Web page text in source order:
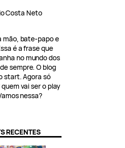
Costa Neto
mão, bate-papo e
é a frase que
no mundo dos
sempre. O blog
start. Agora só
vai ser o play
nessa?
RECENTES